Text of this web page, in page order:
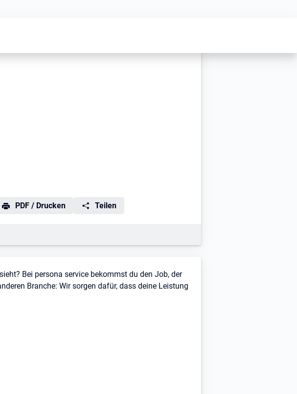
PDF / Drucken Teilen
Bei persona service bekommst du den Job, der
Branche: Wir sorgen dafür, dass deine Leistung